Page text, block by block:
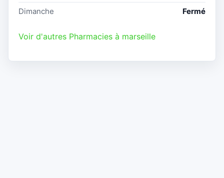
Dimanche
Fermé
Voir d'autres Pharmacies à marseille